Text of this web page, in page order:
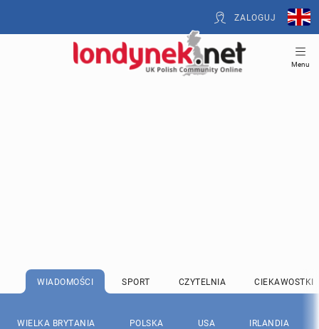
ZALOGUJ
Menu
WIADOMOŚCI SPORT CZYTELNIA CIEKAWOSTKI
WIELKA BRYTANIA POLSKA USA IRLANDIA